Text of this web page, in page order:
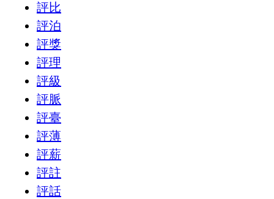
評比
評泊
評獎
評理
評級
評脈
評臺
評薄
評薪
評註
評話